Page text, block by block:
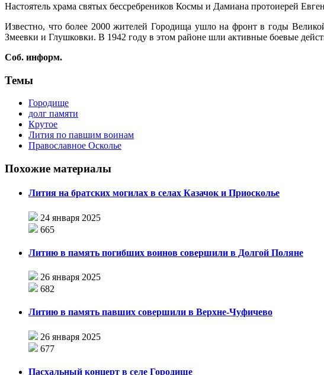
Настоятель храма святых бессребреников Космы и Дамиана протоиерей
Известно, что более 2000 жителей Городища ушло на фронт в годы
Змеевки и Глушковки. В 1942 году в этом районе шли активные боевые
Соб. информ.
Темы
Городище
долг памяти
Крутое
Лития по павшим воинам
Православное Осколье
Похожие материалы
Лития на братских могилах в селах Казачок и Приосколье
24 января 2025
665
Литию в память погибших воинов совершили в Долгой Поляне
26 января 2025
682
Литию в память павших совершили в Верхне-Чуфичево
26 января 2025
677
Пасхальный концерт в селе Городище